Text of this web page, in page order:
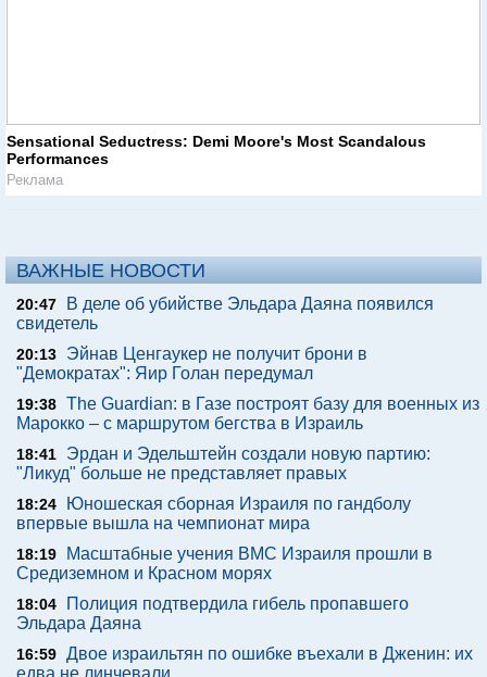
Sensational Seductress: Demi Moore's Most Scandalous
Performances
Реклама
ВАЖНЫЕ НОВОСТИ
20:47
В деле об убийстве Эльдара Даяна появился
свидетель
20:13
Эйнав Ценгаукер не получит брони в
"Демократах": Яир Голан передумал
19:38 The Guardian: в Газе построят базу для военных из
Марокко – с маршрутом бегства в Израиль
18:41
Эрдан и Эдельштейн создали новую партию:
"Ликуд" больше не представляет правых
18:24
Юношеская сборная Израиля по гандболу
впервые вышла на чемпионат мира
18:19
Масштабные учения ВМС Израиля прошли в
Средиземном и Красном морях
18:04
Полиция подтвердила гибель пропавшего
Эльдара Даяна
16:59 Двое израильтян по ошибке въехали в Дженин: их